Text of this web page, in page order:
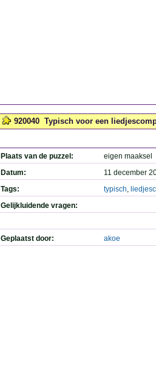
920040 Typisch voor een
Plaats van de puzzel:
eigen maaksel
Datum:
11 december
Tags:
typisch,
Gelijkluidende vragen:
Geplaatst door: akoe